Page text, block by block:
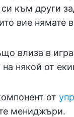
към други
вие нямате
влиза в
някой от
от
мениджъри.